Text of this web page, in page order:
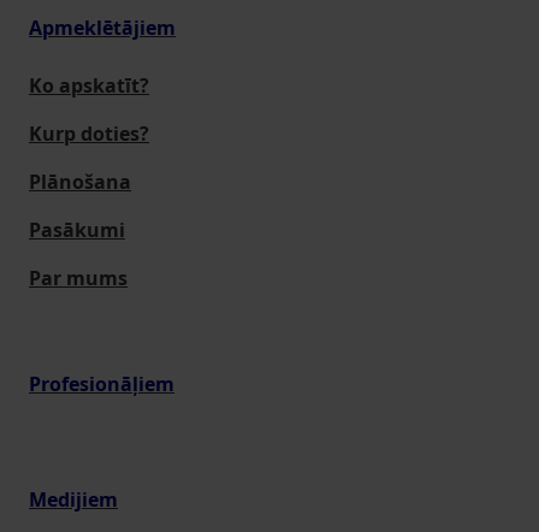
Apmeklētājiem
Ko apskatīt?
Kurp doties?
Plānošana
Pasākumi
Par mums
Profesionāļiem
Medijiem